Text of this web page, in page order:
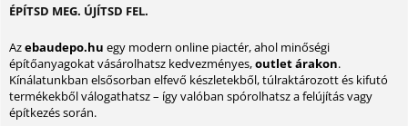
ÉPÍTSD MEG. ÚJÍTSD FEL.
Azebaudepo.hu egy modern online piactér, ahol minőségi
építőanyagokat vásárolhatsz kedvezményes,outlet árakon.
Kínálatunkban elsősorban elfevő készletekből, túlraktározott és kifutó
termékekből válogathatsz – így valóban spórolhatsz a felújítás vagy
építkezés során.